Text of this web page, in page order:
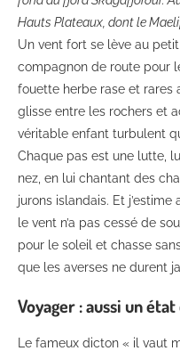
Hauts Plateaux, dont le
Un vent fort se lève au
compagnon de route pour
fouette herbe rase et rares
glisse entre les rochers et
véritable enfant turbulent
Chaque pas est une lutte,
nez, en lui chantant des
jurons islandais. Et
le vent n’a pas cessé de
pour le soleil et chasse
que les averses ne durent
Voyager : aussi un
Le fameux dicton « il vaut